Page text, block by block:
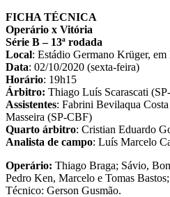
FICHA TÉCNICA
Operário x Vitória
Série B – 13ª rodada
Local: Estádio Germano Krüger, em
Data: 02/10/2020 (sexta-feira)
Horário: 19h15
Árbitro: Thiago Luís Scarascati
Assistentes: Fabrini Bevilaqua
Masseira (SP-CBF)
Quarto árbitro: Cristian Eduardo
Analista de campo: Luís Marcelo
Operário: Thiago Braga; Sávio,
Pedro Ken, Marcelo e Tomas
Técnico: Gerson Gusmão.